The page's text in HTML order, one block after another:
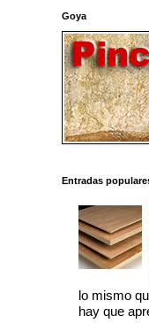
Goya
Entradas
lo mismo
hay que